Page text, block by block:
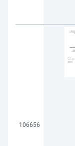
106656